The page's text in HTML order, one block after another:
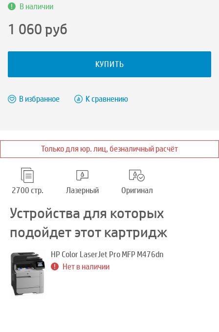
В наличии
1 060 руб
КУПИТЬ
В избранное К сравнению
Только для юр. лиц, безналичный расчёт
2700 стр. Лазерный Оригинал
Устройства для которых
подойдет этот картридж
HP Color LaserJet Pro MFP M476dn
Нет в наличии